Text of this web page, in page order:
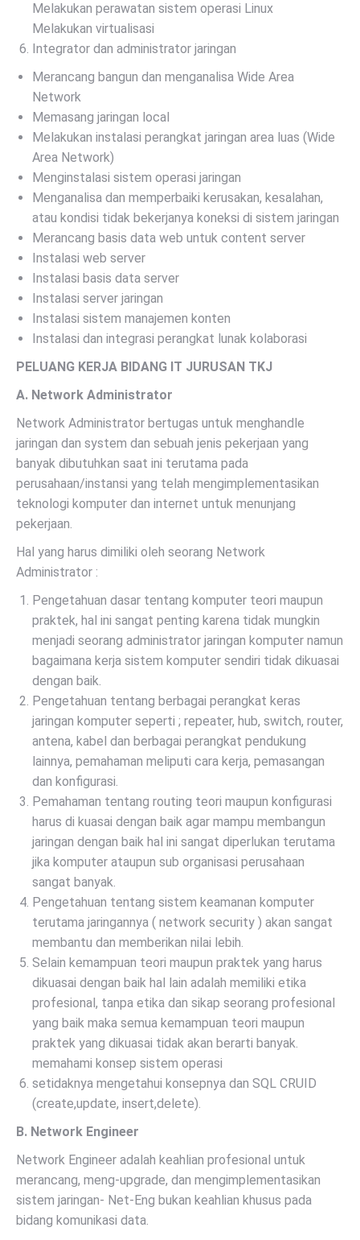
Melakukan perawatan sistem operasi Linux
Melakukan virtualisasi
Integrator dan administrator jaringan
Merancang bangun dan menganalisa Wide Area
Network
Memasang jaringan local
Melakukan instalasi perangkat jaringan area luas (Wide
Area Network)
Menginstalasi sistem operasi jaringan
Menganalisa dan memperbaiki kerusakan, kesalahan,
atau kondisi tidak bekerjanya koneksi di sistem jaringan
Merancang basis data web untuk content server
Instalasi web server
Instalasi basis data server
Instalasi server jaringan
Instalasi sistem manajemen konten
Instalasi dan integrasi perangkat lunak kolaborasi
PELUANG KERJA BIDANG IT JURUSAN TKJ
A. Network Administrator
Network Administrator bertugas untuk menghandle
jaringan dan system dan sebuah jenis pekerjaan yang
banyak dibutuhkan saat ini terutama pada
perusahaan/instansi yang telah mengimplementasikan
teknologi komputer dan internet untuk menunjang
pekerjaan.
Hal yang harus dimiliki oleh seorang Network
Administrator :
Pengetahuan dasar tentang komputer teori maupun
praktek, hal ini sangat penting karena tidak mungkin
menjadi seorang administrator jaringan komputer namun
bagaimana kerja sistem komputer sendiri tidak dikuasai
dengan baik.
Pengetahuan tentang berbagai perangkat keras
jaringan komputer seperti ; repeater, hub, switch, router,
antena, kabel dan berbagai perangkat pendukung
lainnya, pemahaman meliputi cara kerja, pemasangan
dan konfigurasi.
Pemahaman tentang routing teori maupun konfigurasi
harus di kuasai dengan baik agar mampu membangun
jaringan dengan baik hal ini sangat diperlukan terutama
jika komputer ataupun sub organisasi perusahaan
sangat banyak.
Pengetahuan tentang sistem keamanan komputer
terutama jaringannya ( network security ) akan sangat
membantu dan memberikan nilai lebih.
Selain kemampuan teori maupun praktek yang harus
dikuasai dengan baik hal lain adalah memiliki etika
profesional, tanpa etika dan sikap seorang profesional
yang baik maka semua kemampuan teori maupun
praktek yang dikuasai tidak akan berarti banyak.
memahami konsep sistem operasi
setidaknya mengetahui konsepnya dan SQL CRUID
(create,update, insert,delete).
B. Network Engineer
Network Engineer adalah keahlian profesional untuk
merancang, meng-upgrade, dan mengimplementasikan
sistem jaringan- Net-Eng bukan keahlian khusus pada
bidang komunikasi data.